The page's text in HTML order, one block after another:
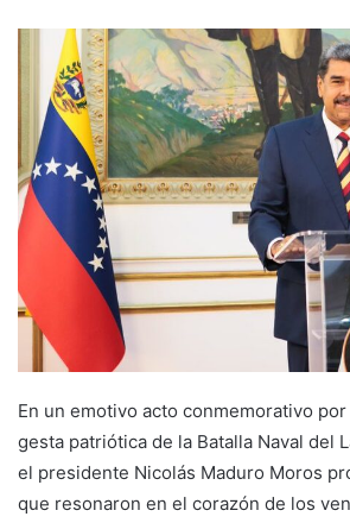
En un emotivo acto conmemorativo
gesta patriótica de la Batalla Naval del
el presidente Nicolás Maduro Moros
que resonaron en el corazón de los